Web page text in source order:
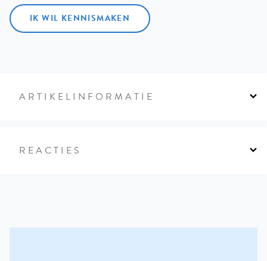
IK WIL KENNISMAKEN
ARTIKELINFORMATIE
REACTIES